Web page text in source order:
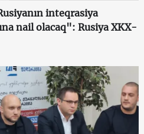
inteqrasiya
nail olacaq": Rusiya XKX-